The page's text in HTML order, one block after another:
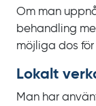
Om man
behandling
möjliga dos
Lokalt
Man har